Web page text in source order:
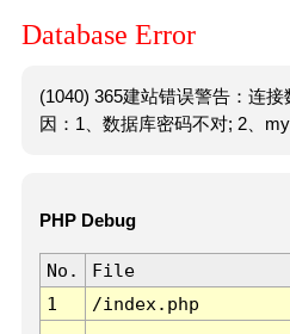
Database Error
(1040) 365建站错误警告：连
因：1、数据库密码不对; 2、
PHP Debug
No. File
1
/index.php